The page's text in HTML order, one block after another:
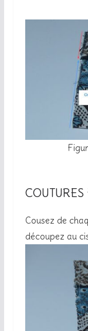
Cousez de
découpez au